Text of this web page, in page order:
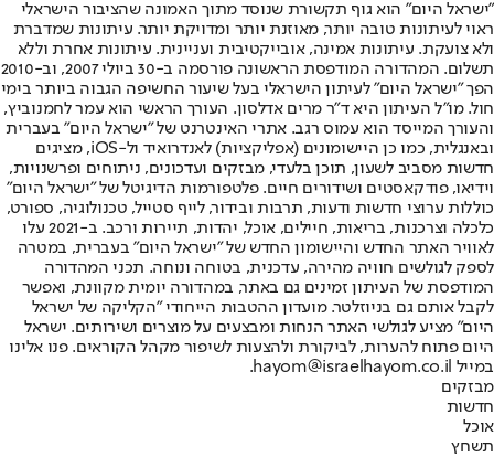
"ישראל היום" הוא גוף תקשורת שנוסד מתוך האמונה שהציבור הישראלי
ראוי לעיתונות טובה יותר, מאוזנת יותר ומדויקת יותר. עיתונות שמדברת
ולא צועקת. עיתונות אמינה, אובייקטיבית ועניינית. עיתונות אחרת וללא
תשלום. המהדורה המודפסת הראשונה פורסמה ב-30 ביולי 2007, וב-2010
הפך "ישראל היום" לעיתון הישראלי בעל שיעור החשיפה הגבוה ביותר בימי
חול. מו"ל העיתון היא ד"ר מרים אדלסון. העורך הראשי הוא עמר לחמנוביץ,
והעורך המייסד הוא עמוס רגב. אתרי האינטרנט של "ישראל היום" בעברית
ובאנגלית, כמו כן היישומונים (אפליקציות) לאנדרואיד ול-iOS, מציגים
חדשות מסביב לשעון, תוכן בלעדי, מבזקים ועדכונים, ניתוחים ופרשנויות,
וידיאו, פודקאסטים ושידורים חיים. פלטפורמות הדיגיטל של "ישראל היום"
כוללות ערוצי חדשות ודעות, תרבות ובידור, לייף סטייל, טכנולוגיה, ספורט,
כלכלה וצרכנות, בריאות, חיילים, אוכל, יהדות, תיירות ורכב. ב-2021 עלו
לאוויר האתר החדש והיישומון החדש של "ישראל היום" בעברית, במטרה
לספק לגולשים חוויה מהירה, עדכנית, בטוחה ונוחה. תכני המהדורה
המודפסת של העיתון זמינים גם באתר, במהדורה יומית מקוונת, ואפשר
לקבל אותם גם בניוזלטר. מועדון ההטבות הייחודי "הקליקה של ישראל
היום" מציע לגולשי האתר הנחות ומבצעים על מוצרים ושירותים. ישראל
היום פתוח להערות, לביקורת ולהצעות לשיפור מקהל הקוראים. פנו אלינו
במייל hayom@israelhayom.co.il.
מבזקים
חדשות
אוכל
תשחץ